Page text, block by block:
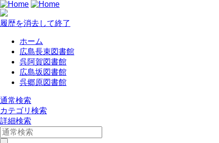
履歴を消去して終了
ホーム
広島長束図書館
呉阿賀図書館
広島坂図書館
呉郷原図書館
通常検索
カテゴリ検索
詳細検索